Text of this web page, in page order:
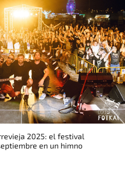
2025: el festival
en un himno